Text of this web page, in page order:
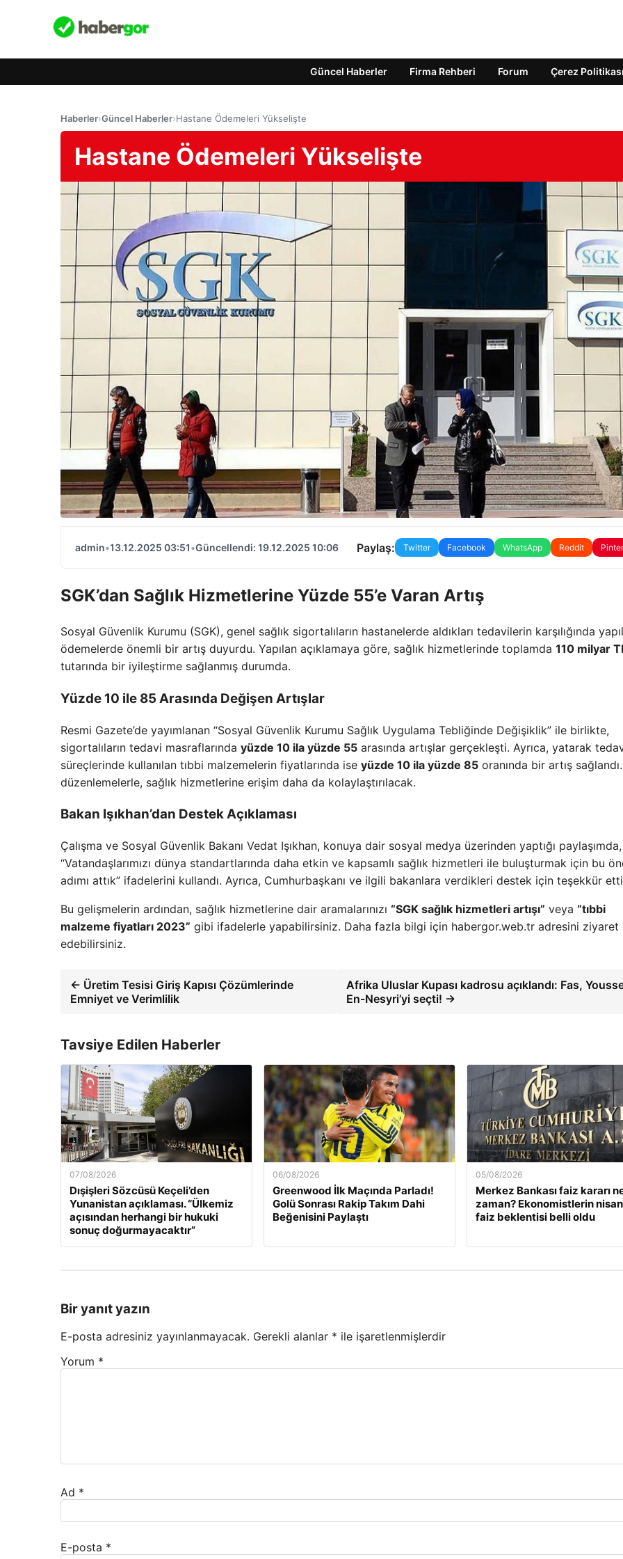
Güncel Haberler Firma Rehberi Forum Çerez Politikası
Haberler›Güncel Haberler›Hastane Ödemeleri Yükselişte
Hastane Ödemeleri Yükselişte
admin•13.12.2025 03:51•Güncellendi: 19.12.2025 10:06 Paylaş: Twitter Facebook WhatsApp Reddit
SGK’dan Sağlık Hizmetlerine Yüzde 55’e Varan Artış
Sosyal Güvenlik Kurumu (SGK), genel sağlık sigortalıların hastanelerde aldıkları tedavilerin karşılığında
ödemelerde önemli bir artış duyurdu. Yapılan açıklamaya göre, sağlık hizmetlerinde toplamda 110 milyar
tutarında bir iyileştirme sağlanmış durumda.
Yüzde 10 ile 85 Arasında Değişen Artışlar
Resmi Gazete’de yayımlanan “Sosyal Güvenlik Kurumu Sağlık Uygulama Tebliğinde Değişiklik” ile birlikte,
sigortalıların tedavi masraflarında yüzde 10 ila yüzde 55 arasında artışlar gerçekleşti. Ayrıca, yatarak
süreçlerinde kullanılan tıbbi malzemelerin fiyatlarında ise yüzde 10 ila yüzde 85 oranında bir artış
düzenlemelerle, sağlık hizmetlerine erişim daha da kolaylaştırılacak.
Bakan Işıkhan’dan Destek Açıklaması
Çalışma ve Sosyal Güvenlik Bakanı Vedat Işıkhan, konuya dair sosyal medya üzerinden yaptığı paylaşımda,
“Vatandaşlarımızı dünya standartlarında daha etkin ve kapsamlı sağlık hizmetleri ile buluşturmak için bu
adımı attık” ifadelerini kullandı. Ayrıca, Cumhurbaşkanı ve ilgili bakanlara verdikleri destek için teşekkür
Bu gelişmelerin ardından, sağlık hizmetlerine dair aramalarınızı “SGK sağlık hizmetleri artışı” veya “tıbbi
malzeme fiyatları 2023” gibi ifadelerle yapabilirsiniz. Daha fazla bilgi için habergor.web.tr adresini ziyaret
edebilirsiniz.
← Üretim Tesisi Giriş Kapısı Çözümlerinde
Emniyet ve Verimlilik
Afrika Uluslar Kupası kadrosu açıklandı: Fas,
En-Nesyri’yi seçti! →
Tavsiye Edilen Haberler
07/08/2026
Dışişleri Sözcüsü Keçeli’den
Yunanistan açıklaması. “Ülkemiz
açısından herhangi bir hukuki
sonuç doğurmayacaktır”
06/08/2026
Greenwood İlk Maçında Parladı!
Golü Sonrası Rakip Takım Dahi
Beğenisini Paylaştı
05/08/2026
Merkez Bankası faiz kararı
zaman? Ekonomistlerin nisan
faiz beklentisi belli oldu
Bir yanıt yazın
E-posta adresiniz yayınlanmayacak. Gerekli alanlar * ile işaretlenmişlerdir
Yorum *
Ad *
E-posta *